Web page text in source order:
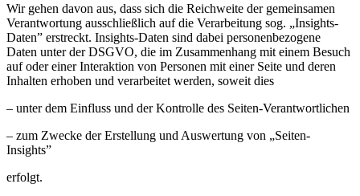
Wir gehen davon aus, dass sich die Reichweite der gemeinsamen
Verantwortung ausschließlich auf die Verarbeitung sog. „Insights-
Daten” erstreckt. Insights-Daten sind dabei personenbezogene
Daten unter der DSGVO, die im Zusammenhang mit einem Besuch
auf oder einer Interaktion von Personen mit einer Seite und deren
Inhalten erhoben und verarbeitet werden, soweit dies
– unter dem Einfluss und der Kontrolle des Seiten-Verantwortlichen
– zum Zwecke der Erstellung und Auswertung von „Seiten-
Insights”
erfolgt.